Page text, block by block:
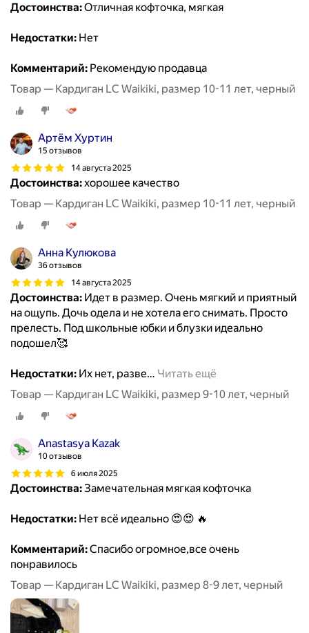
Достоинства:Отличная кофточка, мягкая
Недостатки: Нет
Комментарий: Рекомендую продавца
Товар — Кардиган LC Waikiki, размер 10-11 лет, черный
Артём Хуртин
15 отзывов
14 августа 2025
Достоинства:хорошее качество
Товар — Кардиган LC Waikiki, размер 10-11 лет, черный
Анна Кулюкова
36 отзывов
14 августа 2025
Достоинства: Идет в размер. Очень мягкий и приятный
на ощупь. Дочь одела и не хотела его снимать. Просто
прелесть. Под школьные юбки и блузки идеально
подошел🥰
Недостатки: Их нет, разве… Читать ещё
Товар — Кардиган LC Waikiki, размер 9-10 лет, черный
Anastasya Kazak
10 отзывов
6 июля 2025
Достоинства:Замечательная мягкая кофточка
Недостатки: Нет всё идеально 😍😍 🔥
Комментарий:Спасибо огромное,все очень
понравилось
Товар — Кардиган LC Waikiki, размер 8-9 лет, черный